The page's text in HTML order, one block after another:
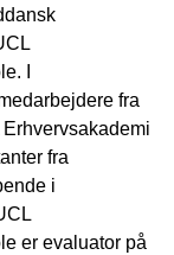
I
fra
fra
i
er evaluator på